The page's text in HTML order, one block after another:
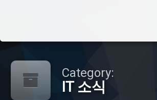
Category:
IT 소식